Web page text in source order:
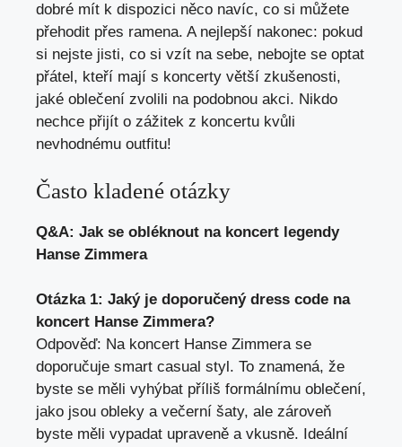
dobré mít k dispozici něco navíc, co si můžete
přehodit přes ramena. A nejlepší nakonec: pokud
si nejste jisti, co si vzít na sebe, nebojte se optat
přátel, kteří mají s koncerty větší zkušenosti,
jaké oblečení zvolili na podobnou akci. Nikdo
nechce přijít o zážitek z koncertu kvůli
nevhodnému outfitu!
Často kladené otázky
Q&A: Jak se obléknout na koncert legendy
Hanse Zimmera
Otázka 1: Jaký je doporučený dress code na
koncert Hanse Zimmera?
Odpověď: Na koncert Hanse Zimmera se
doporučuje smart casual styl. To znamená, že
byste se měli vyhýbat příliš formálnímu oblečení,
jako jsou obleky a večerní šaty, ale zároveň
byste měli vypadat upraveně a vkusně. Ideální